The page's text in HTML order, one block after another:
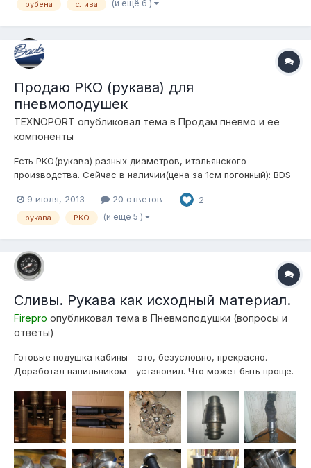
рубена слива (и ещё 6 )
Продаю РКО (рукава) для
пневмоподушек
TEXNOPORT опубликовал тема в Продам пневмо и ее
компоненты
Есть РКО(рукава) разных диаметров, итальянского
производства. Сейчас в наличии(цена за 1см погонный): BDS
90.8(min)\130(max)\2.5mm($0.22) BDB
100.8(min)\160(max)\2.4mm($0.25)
9 июля, 2013 20 ответов 2
рукава РКО (и ещё 5 )
Сливы. Рукава как исходный материал.
Firepro опубликовал тема в Пневмоподушки (вопросы и
ответы)
Готовые подушка кабины - это, безусловно, прекрасно.
Доработал напильником - установил. Что может быть проще.
если нужны другие характеристики, меньший ход? Ситуация
упрощается если Вы токарь со стажем и в Вашем гараже
есть необходимые...